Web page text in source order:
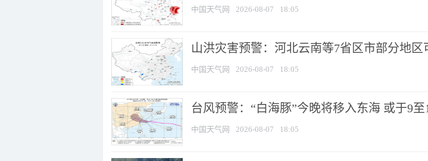
中国天气网 2026-08-07 18:05
山洪灾害预警：河北云南等7省区市部分地区
中国天气网 2026-08-07 18:05
台风预警：“白海豚”今晚将移入东海 或于9至
中国天气网 2026-08-07 18:05